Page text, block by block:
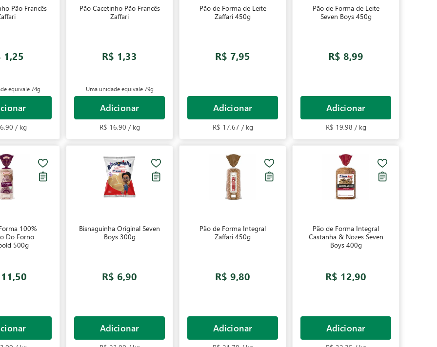
Pão Francês
1,25
equivale74g
/ kg
Pão Cacetinho Pão Francês
Zaffari
R$ 1,33
Uma unidade equivale79g
Adicionar
R$ 16,90 / kg
Pão de Forma de Leite
Zaffari 450g
R$ 7,95
Adicionar
R$ 17,67 / kg
Pão de Forma de Leite
Seven Boys 450g
R$ 8,99
Adicionar
R$ 19,98 / kg
100%
Do Forno
500g
Bisnaguinha Original Seven
Boys 300g
R$ 6,90
Adicionar
Pão de Forma Integral
Zaffari 450g
R$ 9,80
Adicionar
Pão de Forma Integral
Castanha & Nozes Seven
Boys 400g
R$ 12,90
Adicionar